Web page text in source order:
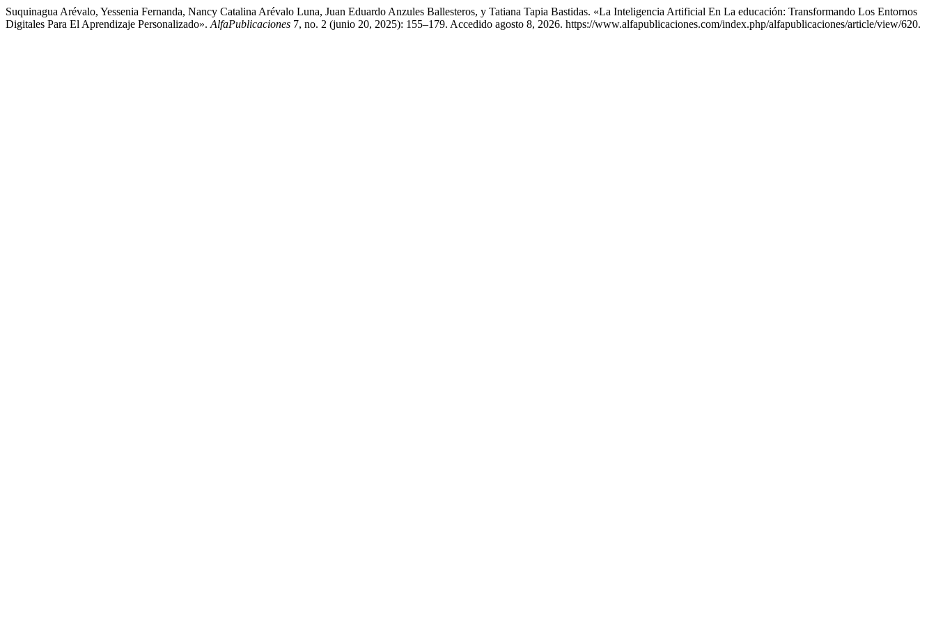
Suquinagua Arévalo, Yessenia Fernanda, Nancy Catalina Arévalo Luna, Juan Eduardo Anzules Ballesteros, y Tatiana Tapia Bastidas. «La Inteligencia Artificial En La educación: Transformando Los Entornos
Digitales Para El Aprendizaje Personalizado». AlfaPublicaciones 7, no. 2 (junio 20, 2025): 155–179. Accedido agosto 8, 2026. https://www.alfapublicaciones.com/index.php/alfapublicaciones/article/view/620.